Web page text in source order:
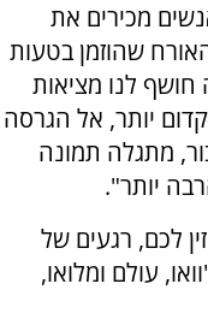
מכירים את
שהוזמן בטעות
לנו מציאות
יותר, אל הגרסה
מתגלה תמונה
יותר".
לכם, רגעים של
עולם ומלואו,